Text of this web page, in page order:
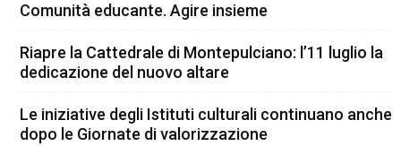
Comunità educante. Agire insieme
Riapre la Cattedrale di Montepulciano: l’11 luglio la
dedicazione del nuovo altare
Le iniziative degli Istituti culturali continuano anche
dopo le Giornate di valorizzazione